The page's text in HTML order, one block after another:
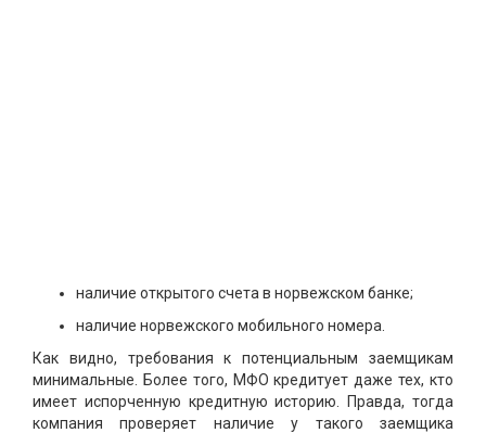
наличие открытого счета в норвежском банке;
наличие норвежского мобильного номера.
Как видно, требования к потенциальным заемщикам
минимальные. Более того, МФО кредитует даже тех, кто
имеет испорченную кредитную историю. Правда, тогда
компания проверяет наличие у такого заемщика